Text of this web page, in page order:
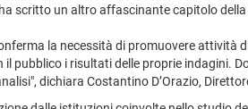
scritto un altro affascinante capitolo
la necessità di promuovere
i risultati delle proprie indagini.
dichiara Costantino D’Orazio,